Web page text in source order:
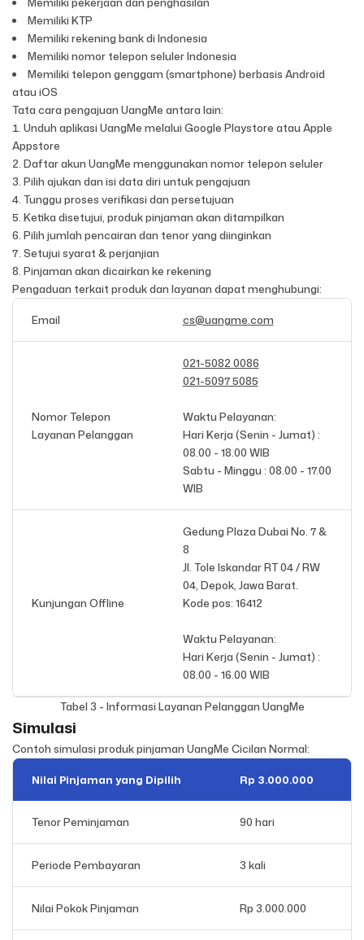
Memiliki KTP
Memiliki rekening bank di Indonesia
Memiliki nomor telepon seluler Indonesia
Memiliki telepon genggam (smartphone) berbasis Android
atau iOS
Tata cara pengajuan UangMe antara lain:
Unduh aplikasi UangMe melalui Google Playstore atau Apple
Appstore
Daftar akun UangMe menggunakan nomor telepon seluler
Pilih ajukan dan isi data diri untuk pengajuan
Tunggu proses verifikasi dan persetujuan
Ketika disetujui, produk pinjaman akan ditampilkan
Pilih jumlah pencairan dan tenor yang diinginkan
Setujui syarat & perjanjian
Pinjaman akan dicairkan ke rekening
Pengaduan terkait produk dan layanan dapat menghubungi:
Email cs@uangme.com
Nomor Telepon
Layanan Pelanggan
021-5082 0086
021-5097 5085
Waktu Pelayanan:
Hari Kerja (Senin - Jumat) :
08.00 - 18.00 WIB
Sabtu - Minggu : 08.00 - 17.00
WIB
Kunjungan Offline
Gedung Plaza Dubai No. 7 &
8
Jl. Tole Iskandar RT 04 / RW
04, Depok, Jawa Barat.
Kode pos: 16412
Waktu Pelayanan:
Hari Kerja (Senin - Jumat) :
08.00 - 16.00 WIB
Tabel 3 - Informasi Layanan Pelanggan UangMe
Simulasi
Contoh simulasi produk pinjaman UangMe Cicilan Normal:
Nilai Pinjaman yang Dipilih Rp 3.000.000
Tenor Peminjaman 90 hari
Periode Pembayaran 3 kali
Nilai Pokok Pinjaman Rp 3.000.000